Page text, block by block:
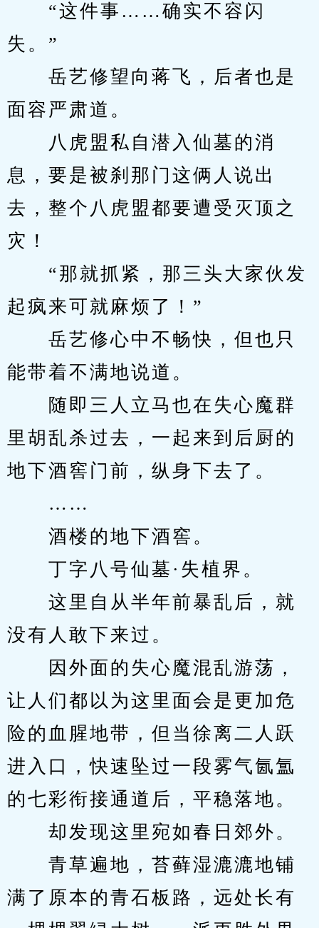
“这件事……确实不容闪
失。”
岳艺修望向蒋飞，后者也是
面容严肃道。
八虎盟私自潜入仙墓的消
息，要是被刹那门这俩人说出
去，整个八虎盟都要遭受灭顶之
灾！
“那就抓紧，那三头大家伙发
起疯来可就麻烦了！”
岳艺修心中不畅快，但也只
能带着不满地说道。
随即三人立马也在失心魔群
里胡乱杀过去，一起来到后厨的
地下酒窖门前，纵身下去了。
……
酒楼的地下酒窖。
丁字八号仙墓·失植界。
这里自从半年前暴乱后，就
没有人敢下来过。
因外面的失心魔混乱游荡，
让人们都以为这里面会是更加危
险的血腥地带，但当徐离二人跃
进入口，快速坠过一段雾气氤氲
的七彩衔接通道后，平稳落地。
却发现这里宛如春日郊外。
青草遍地，苔藓湿漉漉地铺
满了原本的青石板路，远处长有